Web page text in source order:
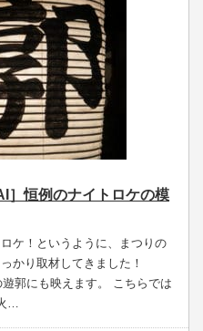
］恒例のナイトロケの模
ケ！というように、まつりの
かり取材してきました！
郭にも映えます。 こちらでは
…